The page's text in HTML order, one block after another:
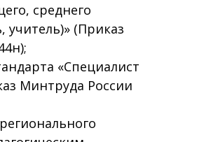
среднего
учитель)» (Приказ
«Специалист
Минтруда России